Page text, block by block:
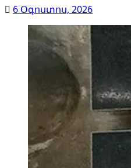
6 Օգոստոս, 2026